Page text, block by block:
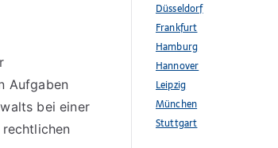
Aufgaben
bei einer
Düsseldorf
Frankfurt
Hamburg
Hannover
Leipzig
München
Stuttgart